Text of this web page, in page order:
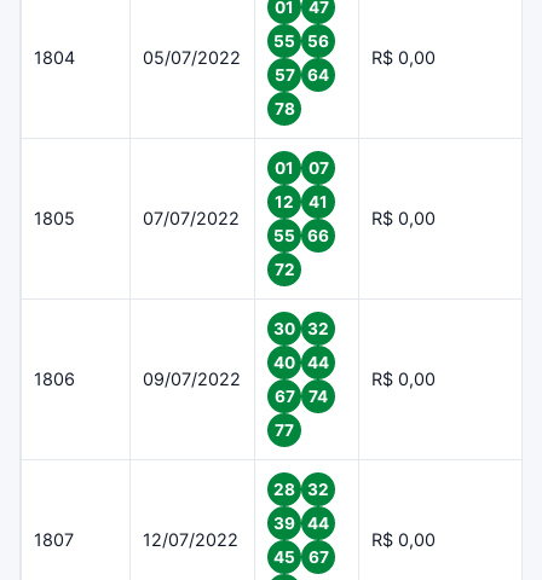
1804 05/07/2022
01
47
55
56
57
64
78
R$ 0,00
1805 07/07/2022
01
07
12
41
55
66
72
R$ 0,00
1806 09/07/2022
30
32
40
44
67
74
77
R$ 0,00
1807 12/07/2022
28
32
39
44
45
67
R$ 0,00